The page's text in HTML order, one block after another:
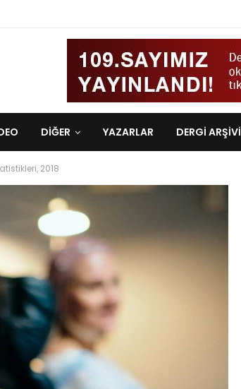
DİĞER YAZARLAR DERGI ARŞIVI
2018